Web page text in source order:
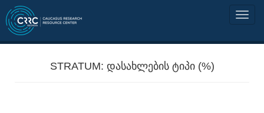
STRATUM: დასახლების ტიპი (%)